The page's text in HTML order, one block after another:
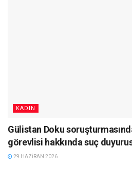
KADIN
Gülistan Doku
görevlisi hakkında suç
29 HAZIRAN 2026